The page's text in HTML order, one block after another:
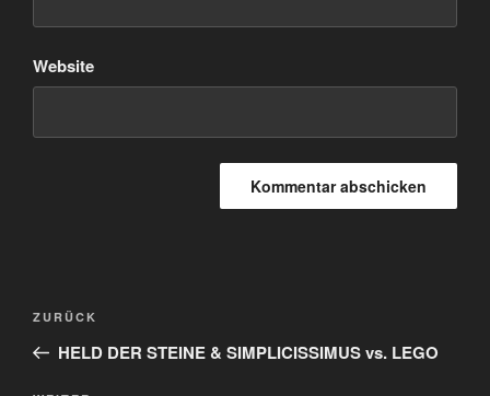
Website
Beitragsnavigation
Vorheriger
Beitrag
ZURÜCK
HELD DER STEINE & SIMPLICISSIMUS vs. LEGO